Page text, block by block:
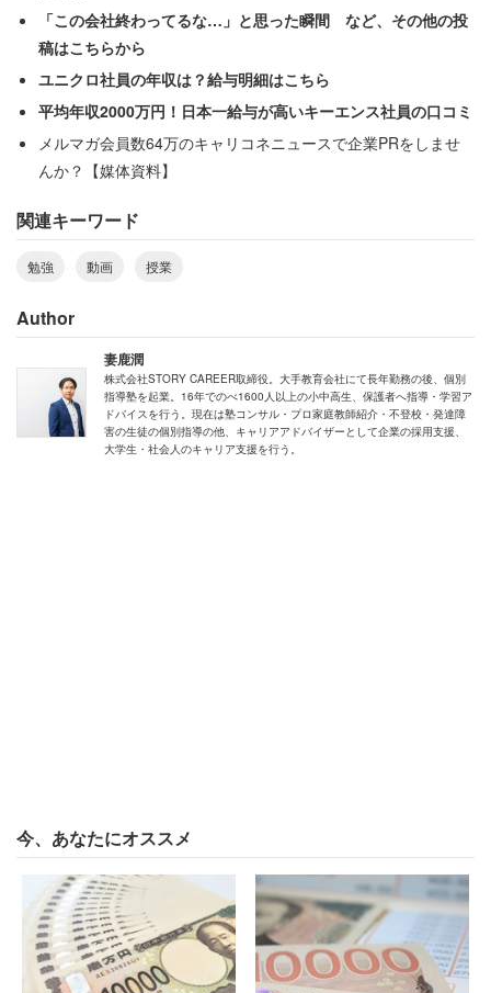
スタディサプリに限らず、このようなITを使った教育サー
ビスは全般的に伸びており、今後も増えることが予想され
てます。保護者の皆さんも子どもの勉強にうまく役立てて
を真っ先にイメージすると思いますが、今はそれだけでは
「Rakumon（ラクモン）」
時に写真とテキストを送れば、先生が解き方と解答を教え
てくれるというものです。小学生から大学受験生までが対
象です。
る」時代に移りつつあると言えるでしょう。
受動的に聞くのではなく、頭を使って理解し
にいく姿勢が必要
「この会社終わってるな…」と思った瞬間 など、その他の投
稿はこちらから
ユニクロ社員の年収は？給与明細はこちら
平均年収2000万円！日本一給与が高いキーエンス社員の口コミ
メルマガ会員数64万のキャリコネニュースで企業PRをしませ
んか？【媒体資料】
関連キーワード
勉強 動画 授業
Author
妻鹿潤
株式会社STORY CAREER取締役。大手教育会社にて長年勤務の後、個別
指導塾を起業。16年でのべ1600人以上の小中高生、保護者へ指導・学習ア
ドバイスを行う。現在は塾コンサル・プロ家庭教師紹介・不登校・発達障
害の生徒の個別指導の他、キャリアアドバイザーとして企業の採用支援、
大学生・社会人のキャリア支援を行う。
今、あなたにオススメ